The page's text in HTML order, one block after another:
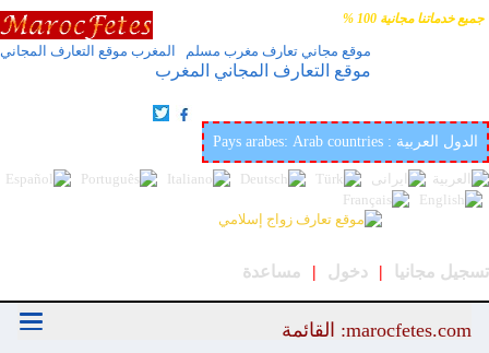
جميع خدماتنا مجانية 100 %
موقع مجاني تعارف مغرب مسلم المغرب موقع التعارف المجاني
موقع التعارف المجاني المغرب
Pays arabes: Arab countries : الدول العربية
تسجيل مجانيا | دخول | مساعدة
marocfetes.com: القائمة